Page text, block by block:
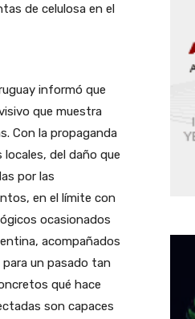
de celulosa en el
informó que
que muestra
Con la propaganda
del daño que
por las
en el límite con
ocasionados
acompañados
para un pasado tan
qué hace
son capaces